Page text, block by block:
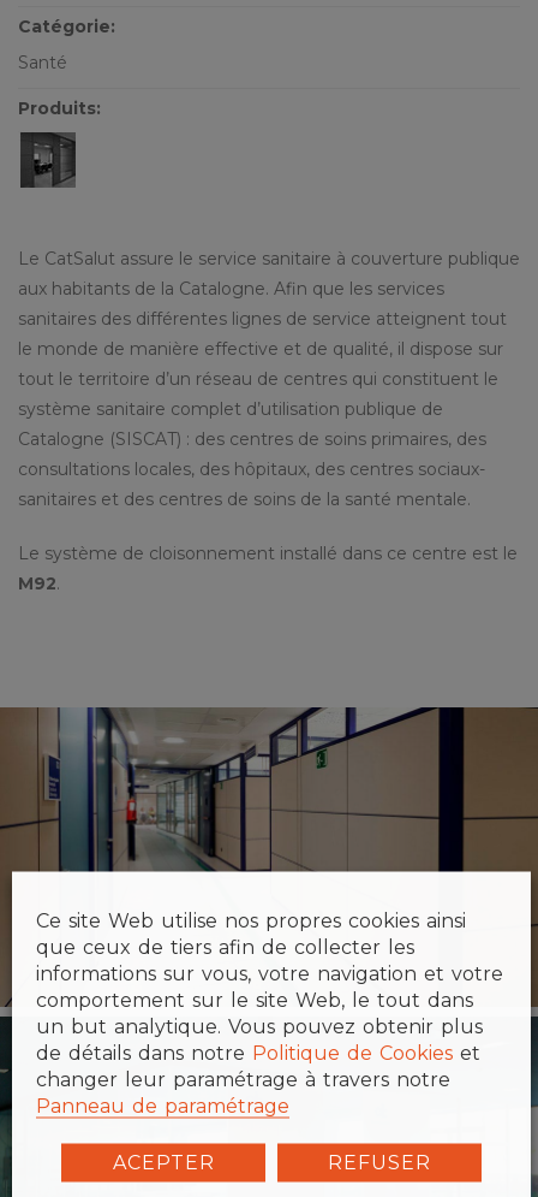
Catégorie:
Santé
Produits:
Le CatSalut assure le service sanitaire à couverture publique
aux habitants de la Catalogne. Afin que les services
sanitaires des différentes lignes de service atteignent tout
le monde de manière effective et de qualité, il dispose sur
tout le territoire d’un réseau de centres qui constituent le
système sanitaire complet d’utilisation publique de
Catalogne (SISCAT) : des centres de soins primaires, des
consultations locales, des hôpitaux, des centres sociaux-
sanitaires et des centres de soins de la santé mentale.
Le système de cloisonnement installé dans ce centre est le
M92.
Ce site Web utilise nos propres cookies ainsi
que ceux de tiers afin de collecter les
informations sur vous, votre navigation et votre
comportement sur le site Web, le tout dans
un but analytique. Vous pouvez obtenir plus
de détails dans notre Politique de Cookies et
changer leur paramétrage à travers notre
Panneau de paramétrage
ACEPTER REFUSER